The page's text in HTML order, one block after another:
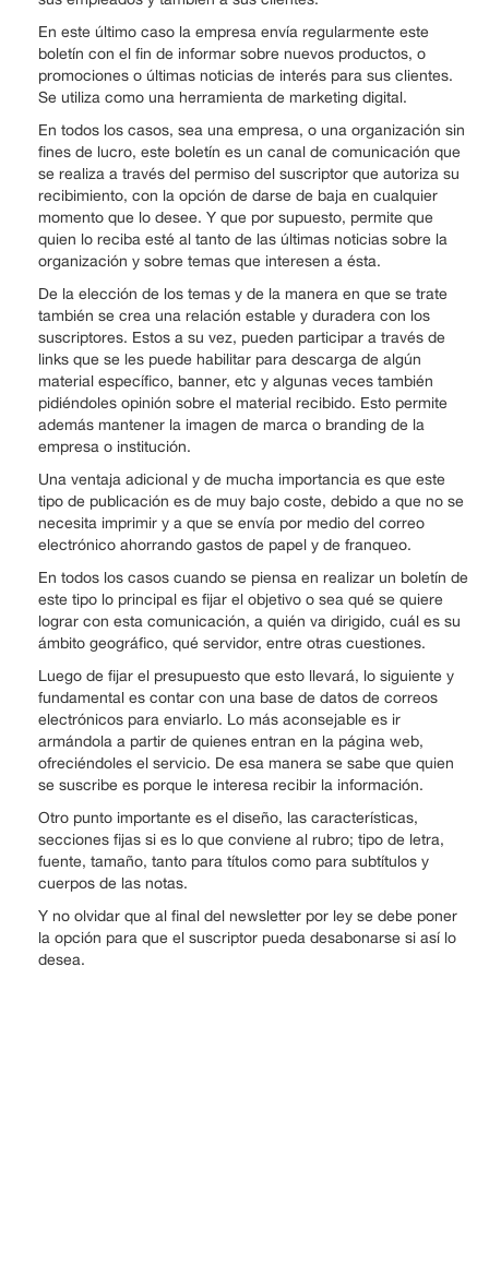
En este último caso la empresa envía regularmente este
boletín con el fin de informar sobre nuevos productos, o
promociones o últimas noticias de interés para sus clientes.
Se utiliza como una herramienta de marketing digital.
En todos los casos, sea una empresa, o una organización sin
fines de lucro, este boletín es un canal de comunicación que
se realiza a través del permiso del suscriptor que autoriza su
recibimiento, con la opción de darse de baja en cualquier
momento que lo desee. Y que por supuesto, permite que
quien lo reciba esté al tanto de las últimas noticias sobre la
organización y sobre temas que interesen a ésta.
De la elección de los temas y de la manera en que se trate
también se crea una relación estable y duradera con los
suscriptores. Estos a su vez, pueden participar a través de
links que se les puede habilitar para descarga de algún
material específico, banner, etc y algunas veces también
pidiéndoles opinión sobre el material recibido. Esto permite
además mantener la imagen de marca o branding de la
empresa o institución.
Una ventaja adicional y de mucha importancia es que este
tipo de publicación es de muy bajo coste, debido a que no se
necesita imprimir y a que se envía por medio del correo
electrónico ahorrando gastos de papel y de franqueo.
En todos los casos cuando se piensa en realizar un boletín de
este tipo lo principal es fijar el objetivo o sea qué se quiere
lograr con esta comunicación, a quién va dirigido, cuál es su
ámbito geográfico, qué servidor, entre otras cuestiones.
Luego de fijar el presupuesto que esto llevará, lo siguiente y
fundamental es contar con una base de datos de correos
electrónicos para enviarlo. Lo más aconsejable es ir
armándola a partir de quienes entran en la página web,
ofreciéndoles el servicio. De esa manera se sabe que quien
se suscribe es porque le interesa recibir la información.
Otro punto importante es el diseño, las características,
secciones fijas si es lo que conviene al rubro; tipo de letra,
fuente, tamaño, tanto para títulos como para subtítulos y
cuerpos de las notas.
Y no olvidar que al final del newsletter por ley se debe poner
la opción para que el suscriptor pueda desabonarse si así lo
desea.